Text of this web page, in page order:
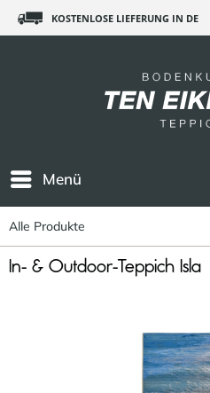
KOSTENLOSE LIEFERUNG IN DE
Menü
Alle Produkte
In- & Outdoor-Teppich Isla